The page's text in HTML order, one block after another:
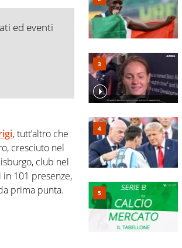
ed eventi
,tutt’altro che
cresciuto nel
club nel
101 presenze,
prima punta.